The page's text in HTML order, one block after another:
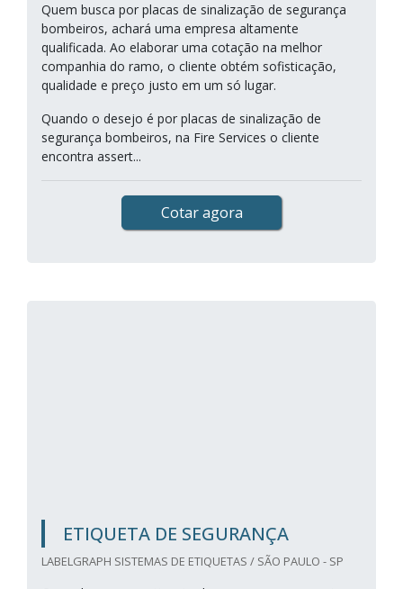
Quem busca por placas de sinalização de segurança
bombeiros, achará uma empresa altamente
qualificada. Ao elaborar uma cotação na melhor
companhia do ramo, o cliente obtém sofisticação,
qualidade e preço justo em um só lugar.
Quando o desejo é por placas de sinalização de
segurança bombeiros, na Fire Services o cliente
encontra assert...
Cotar agora
ETIQUETA DE SEGURANÇA
LABELGRAPH SISTEMAS DE ETIQUETAS / SÃO PAULO - SP